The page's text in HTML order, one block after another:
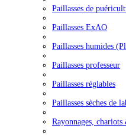
Paillasses de
Paillasses ExAO
Paillasses humides
Paillasses professeur
Paillasses réglables
Paillasses sèches de
Rayonnages, chariots